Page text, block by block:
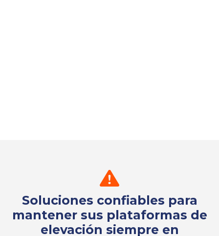
Soluciones confiables para
mantener sus plataformas de
elevación siempre en